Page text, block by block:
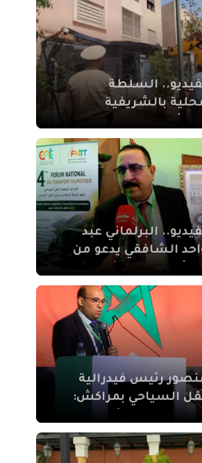
بن علي مراكش
السلطة
بالشريفية
غير قانونية بإقامة
البرلماني عبد
الشافقي يدعو من
السياحي لمواكبة
رئيس فيدرالية
السياحي بمراكش:
التشريعي
أساسيتان لكسب